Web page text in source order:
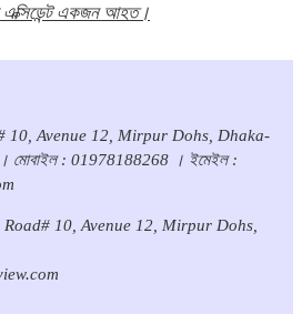
এক্সিডেন্ট একজন আহত।
10, Avenue 12, Mirpur Dohs, Dhaka-
। মোবাইল : 01978188268 । ইমেইল :
10, Avenue 12, Mirpur Dohs,